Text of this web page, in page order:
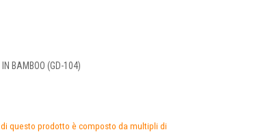
BAMBOO (GD-104)
questo prodotto è composto da multipli di